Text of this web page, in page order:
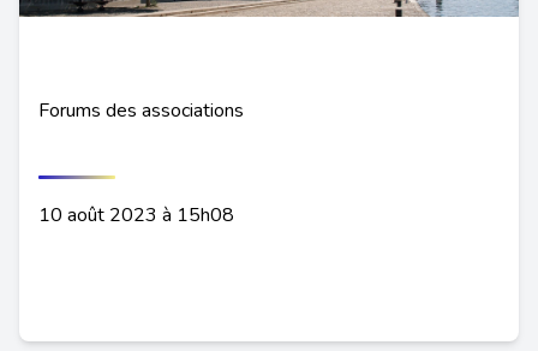
Forums des associations
10 août 2023 à 15h08